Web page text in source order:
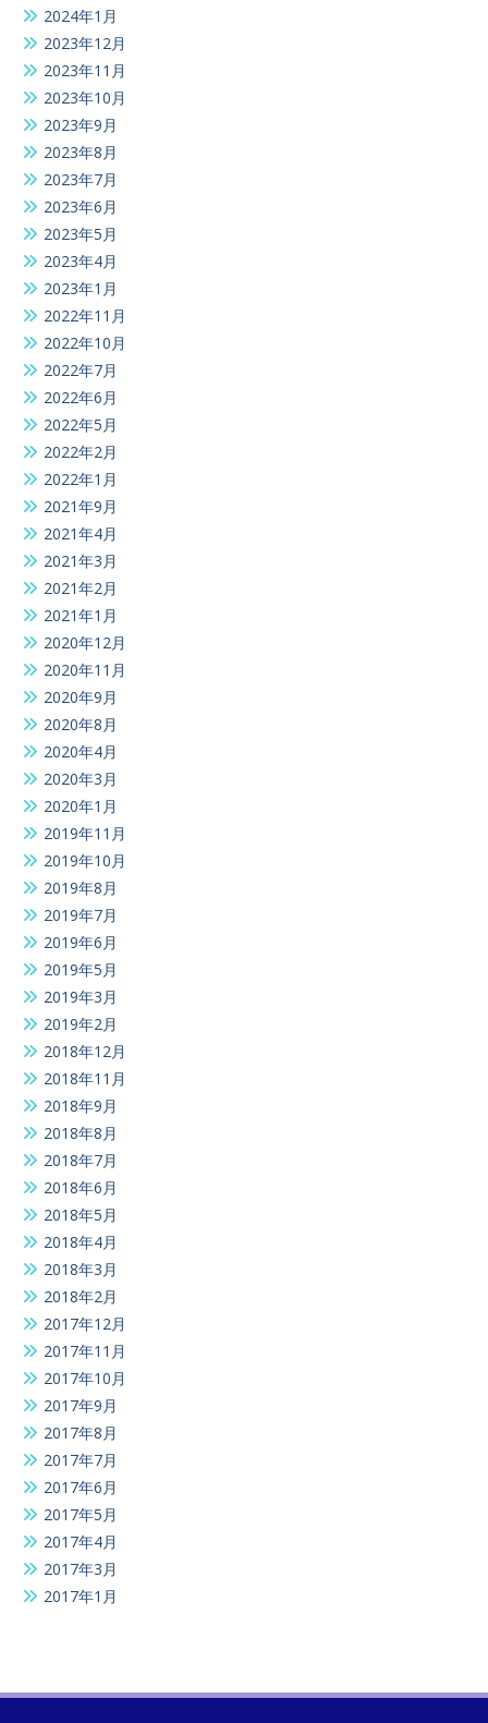
2024年1月
2023年12月
2023年11月
2023年10月
2023年9月
2023年8月
2023年7月
2023年6月
2023年5月
2023年4月
2023年1月
2022年11月
2022年10月
2022年7月
2022年6月
2022年5月
2022年2月
2022年1月
2021年9月
2021年4月
2021年3月
2021年2月
2021年1月
2020年12月
2020年11月
2020年9月
2020年8月
2020年4月
2020年3月
2020年1月
2019年11月
2019年10月
2019年8月
2019年7月
2019年6月
2019年5月
2019年3月
2019年2月
2018年12月
2018年11月
2018年9月
2018年8月
2018年7月
2018年6月
2018年5月
2018年4月
2018年3月
2018年2月
2017年12月
2017年11月
2017年10月
2017年9月
2017年8月
2017年7月
2017年6月
2017年5月
2017年4月
2017年3月
2017年1月